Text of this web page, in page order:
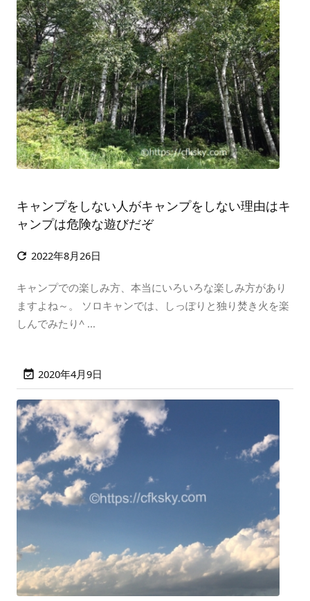
キャンプをしない人がキャンプをしない理由はキ
ャンプは危険な遊びだぞ
 2022年8月26日
キャンプでの楽しみ方、本当にいろいろな楽しみ方があり
ますよね～。 ソロキャンでは、しっぽりと独り焚き火を楽
しんでみたり^ ...
 2020年4月9日